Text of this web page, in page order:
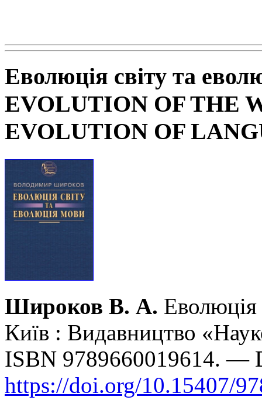
Еволюція світу та
EVOLUTION OF THE
EVOLUTION OF
Широков В. А.
Київ : Видавництво
ISBN 9789660019614. —
https://doi.org/10.15407/